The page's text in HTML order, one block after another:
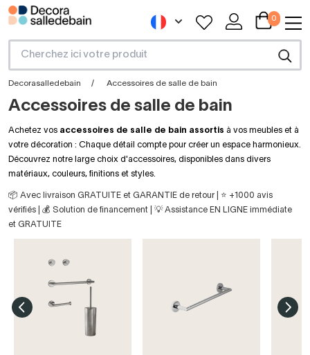
0
Decorasalledebain Accessoires de salle de bain
Accessoires de salle de bain
Achetez vos accessoires de salle de bain assortis à vos meubles et à
votre décoration : Chaque détail compte pour créer un espace harmonieux.
Découvrez notre large choix d'accessoires, disponibles dans divers
matériaux, couleurs, finitions et styles.
📦 Avec livraison GRATUITE et GARANTIE de retour | ⭐ +1000 avis
vérifiés | 💰 Solution de financement | 💡 Assistance EN LIGNE immédiate
et GRATUITE